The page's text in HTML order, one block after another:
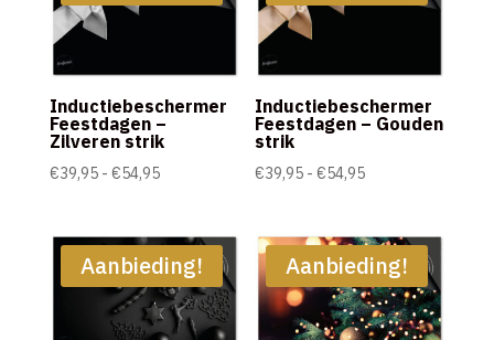
Inductiebeschermer
Feestdagen –
Zilveren strik
€39,95 - €54,95Prijsklasse:
€54,95
Inductiebeschermer
Feestdagen – Gouden
strik
€39,95 - €54,95Prijsklasse:
€54,95
Aanbieding! Aanbieding!